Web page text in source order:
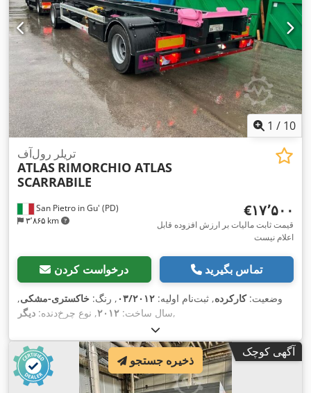
1 / 10
San Pietro in Gu' (PD)
۳٬۸۶۵ km
تریلر رول‌آف
ATLAS RIMORCHIO ATLAS
SCARRABILE
‎€۱۷٬۵۰۰
قیمت ثابت مالیات بر ارزش افزوده قابل
اعلام نیست
درخواست کردن تماس بگیرید
وضعیت:کارکرده, ثبت‌نام اولیه: ۰۳/۲۰۱۲ , رنگ: خاکستری-مشکی,
سال ساخت: ۲۰۱۲, نوع چرخ‌دنده: دیگر ,
آگهی کوچک
ذخیره جستجو